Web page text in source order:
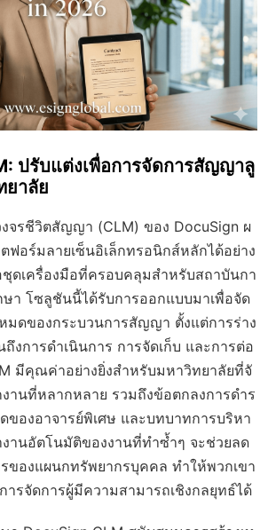
ปรับแต่งเพื่อการจัดการสัญญาลู
ยาลัย
จรชีวิตสัญญา (CLM) ของ DocuSign ผ
ฟอร์มลายเซ็นอิเล็กทรอนิกส์หลักได้อย่าง
ชุดเครื่องมือที่ครอบคลุมสำหรับสถาบันกา
า โซลูชันนี้ได้รับการออกแบบมาเพื่อจัด
มดของกระบวนการสัญญา ตั้งแต่การร่าง
ถึงการดำเนินการ การจัดเก็บ และการต่อ
มีคุณค่าอย่างยิ่งสำหรับมหาวิทยาลัยที่จั
นที่หลากหลาย รวมถึงข้อตกลงการดำร
ของอาจารย์พิเศษ และบทบาทการบริหา
งานอัตโนมัติของงานที่ทำซ้ำๆ จะช่วยลด
ของแผนกทรัพยากรบุคคล ทำให้พวกเขา
ารจัดการผู้มีความสามารถเชิงกลยุทธ์ได้